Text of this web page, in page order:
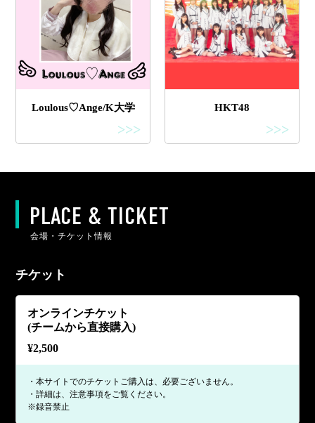
Loulous♡Ange/K大学
>>>
HKT48
>>>
PLACE & TICKET
会場・チケット情報
チケット
オンラインチケット
(チームから直接購入)
¥2,500
・本サイトでのチケットご購入は、必要ございません。
・詳細は、注意事項をご覧ください。
※録音禁止